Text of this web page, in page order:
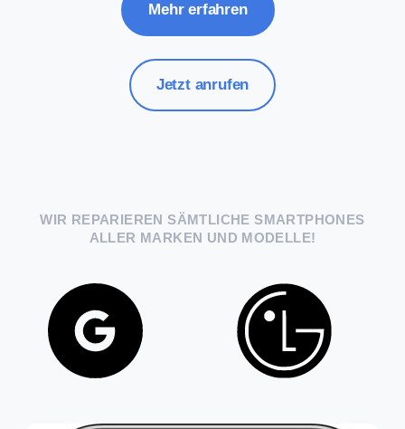
Mehr erfahren
Jetzt anrufen
WIR REPARIEREN SÄMTLICHE SMARTPHONES
ALLER MARKEN UND MODELLE!